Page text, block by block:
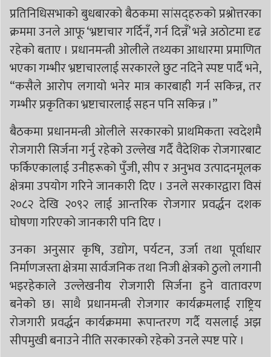
प्रतिनिधिसभाको बुधबारको बैठकमा सांसद्हरुको प्रश्नोत्तरका
क्रममा उनले आफू ‘भ्रष्टाचार गर्दिनँ, गर्न दिन्नँ’ भन्ने अठोटमा दृढ
रहेको बताए । प्रधानमन्त्री ओलीले तथ्यका आधारमा प्रमाणित
भएका गम्भीर भ्रष्टाचारलाई सरकारले छुट नदिने स्पष्ट पार्दै भने,
“कसैले आरोप लगायो भनेर मात्र कारबाही गर्न सकिन्न, तर
गम्भीर प्रकृतिका भ्रष्टाचारलाई सहन पनि सकिन्न ।”
बैठकमा प्रधानमन्त्री ओलीले सरकारको प्राथमिकता स्वदेशमै
रोजगारी सिर्जना गर्नु रहेको उल्लेख गर्दै वैदेशिक रोजगारबाट
फर्किएकालाई उनीहरूको पुँजी, सीप र अनुभव उत्पादनमूलक
क्षेत्रमा उपयोग गरिने जानकारी दिए । उनले सरकारद्वारा विसं
२०८२ देखि २०९२ लाई आन्तरिक रोजगार प्रवर्द्धन दशक
घोषणा गरिएको जानकारी पनि दिए ।
उनका अनुसार कृषि, उद्योग, पर्यटन, उर्जा तथा पूर्वाधार
निर्माणजस्ता क्षेत्रमा सार्वजनिक तथा निजी क्षेत्रको ठुलो लगानी
भइरहेकाले उल्लेखनीय रोजगारी सिर्जना हुने वातावरण
बनेको छ। साथै प्रधानमन्त्री रोजगार कार्यक्रमलाई राष्ट्रिय
रोजगारी प्रवर्द्धन कार्यक्रममा रूपान्तरण गर्दै यसलाई अझ
सीपमुखी बनाउने नीति सरकारको रहेको उनले स्पष्ट पारे ।